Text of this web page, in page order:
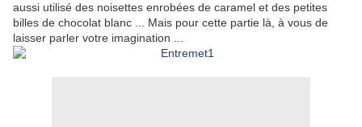
aussi utilisé des noisettes enrobées de caramel et des petites
billes de chocolat blanc ... Mais pour cette partie là, à vous de
laisser parler votre imagination ...